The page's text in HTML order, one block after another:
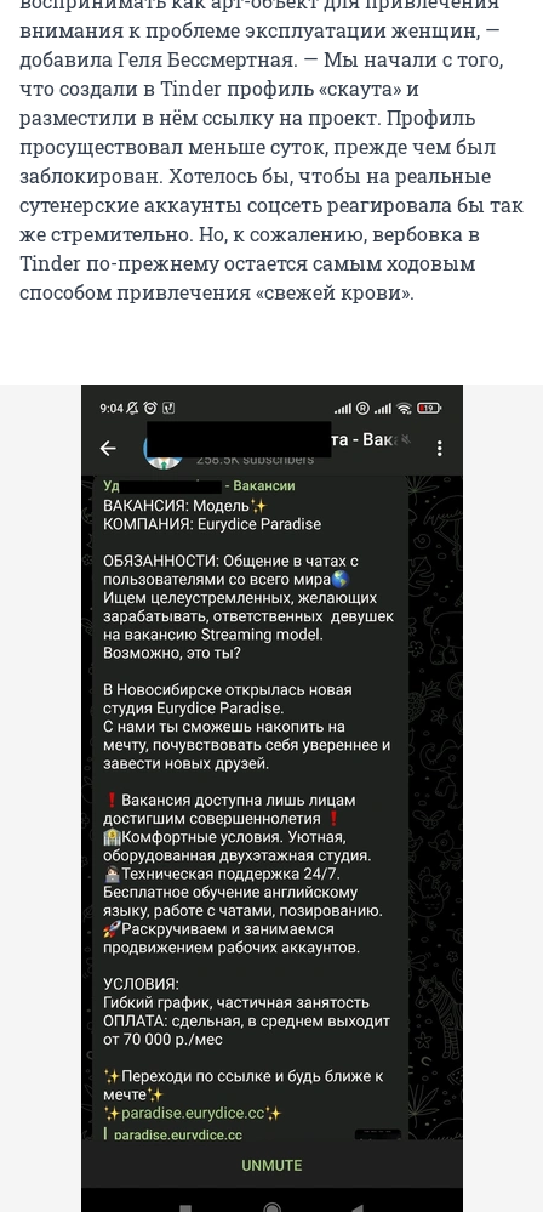
внимания к проблеме эксплуатации женщин, —
добавила Геля Бессмертная. — Мы начали с того,
что создали в Tinder профиль «скаута» и
разместили в нём ссылку на проект. Профиль
просуществовал меньше суток, прежде чем был
заблокирован. Хотелось бы, чтобы на реальные
сутенерские аккаунты соцсеть реагировала бы так
же стремительно. Но, к сожалению, вербовка в
Tinder по-прежнему остается самым ходовым
способом привлечения «свежей крови».